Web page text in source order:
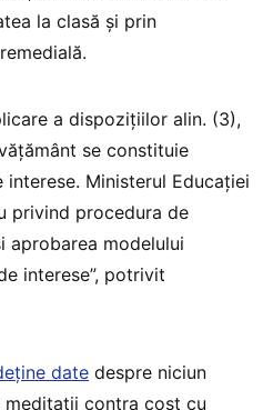
la clasă și prin
a dispozițiilor alin. (3),
se constituie
Ministerul Educației
privind procedura de
aprobarea modelului
interese”, potrivit
date despre niciun
contra cost cu